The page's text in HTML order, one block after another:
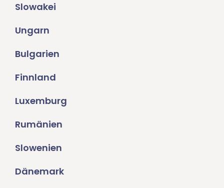
Slowakei
Ungarn
Bulgarien
Finnland
Luxemburg
Rumänien
Slowenien
Dänemark